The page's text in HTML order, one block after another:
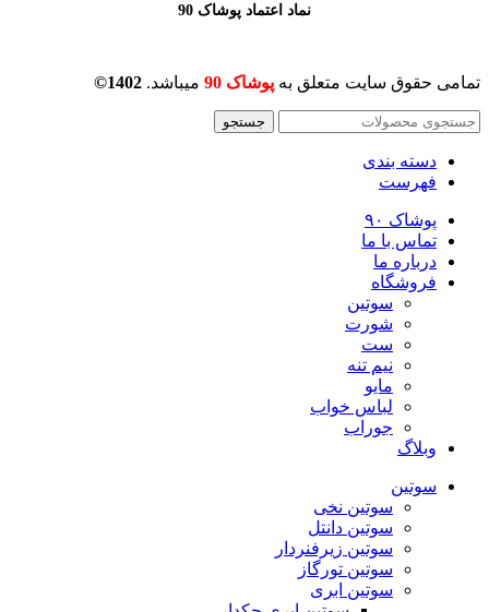
نماد اعتماد پوشاک 90
تمامی حقوق سایت متعلق به پوشاک 90 میباشد. 1402©
جستجو
دسته بندی
فهرست
پوشاک ۹۰
تماس با ما
درباره ما
فروشگاه
سوتین
شورت
ست
نیم تنه
مایو
لباس خواب
جوراب
وبلاگ
سوتین
سوتین نخی
سوتین دانتل
سوتین زیرفنردار
سوتین تورگاز
سوتین ابری